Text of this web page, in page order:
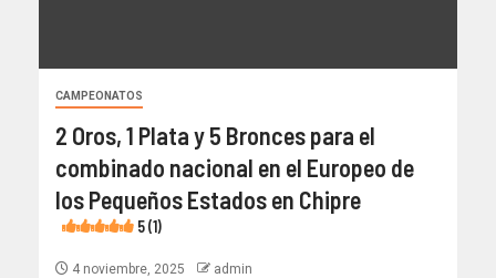
CAMPEONATOS
2 Oros, 1 Plata y 5 Bronces para el
combinado nacional en el Europeo de
los Pequeños Estados en Chipre
5 (1)
4 noviembre, 2025 admin